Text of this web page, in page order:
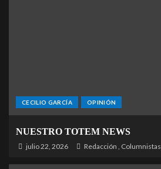
CECILIO GARCÍA OPINIÓN
NUESTRO TOTEM NEWS
julio 22, 2026 Redacción , Columnistas